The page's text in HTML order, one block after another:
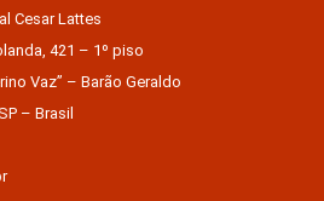
Cesar Lattes
421 – 1º piso
Vaz” – Barão Geraldo
– Brasil